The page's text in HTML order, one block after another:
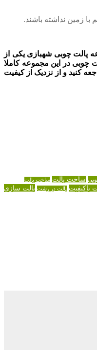
زمین نداشته باشند.
پالت چوبی شهبازی یکی از
در این مجموعه کاملا
کنید و از نزدیک از کیفیت
ساخت پالت ساخت پالت
باکیفیت پالت در رشت پالت سازی